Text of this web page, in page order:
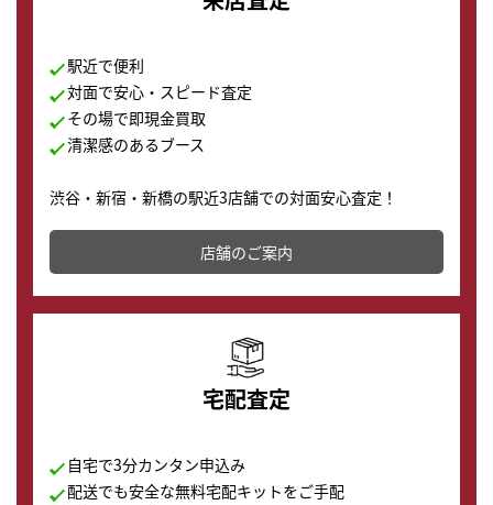
駅近で便利
対面で安心・スピード査定
その場で即現金買取
清潔感のあるブース
渋谷・新宿・新橋の駅近3店舗での対面安心査定！
その場で現金買取致します。渋谷本店では、時計販売の
店舗を併設しており、下取りに出してお得に新しい時計
の購入もできます♪
店舗のご案内
宅配査定
自宅で3分カンタン申込み
配送でも安全な無料宅配キットをご手配